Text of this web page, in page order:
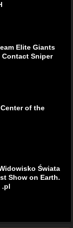
Elite Giants
Contact Sniper
of the
Świata
Show on Earth.
.pl